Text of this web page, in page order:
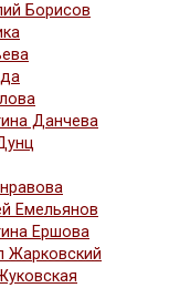
Борисов
Данчева
Емельянов
Ершова
Жарковский